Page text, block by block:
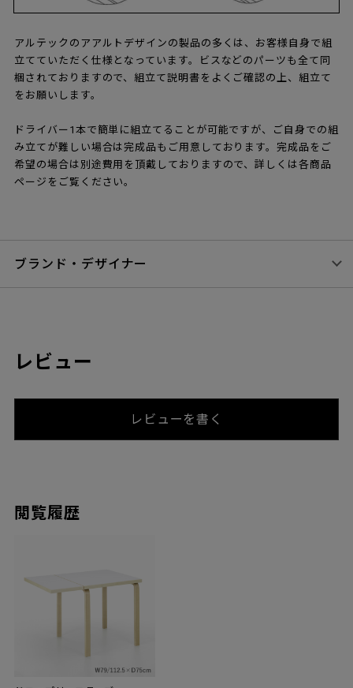
アルテックのアアルトデザインの製品の多くは、お客様自身で組
立てていただく仕様となっています。ビスなどのパーツも全て同
梱されておりますので、組立て説明書をよくご確認の上、組立て
をお願いします。
ドライバー1本で簡単に組立てることが可能ですが、ご自身での組
み立てが難しい場合は完成品もご用意しております。完成品をご
希望の場合は別途費用を頂戴しておりますので、詳しくは各商品
ページをご覧ください。
ブランド・デザイナー
レビュー
レビューを書く
閲覧履歴